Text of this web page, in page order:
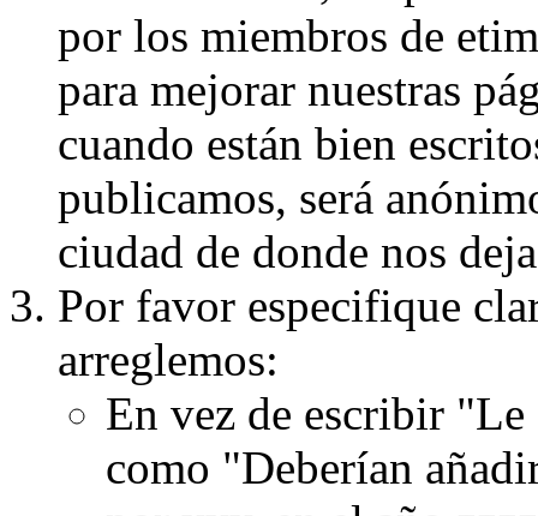
por los miembros de
para mejorar nuestras
cuando están bien
publicamos, será
ciudad de donde nos
Por favor especifique
arreglemos:
En vez de escribir
como "Deberían